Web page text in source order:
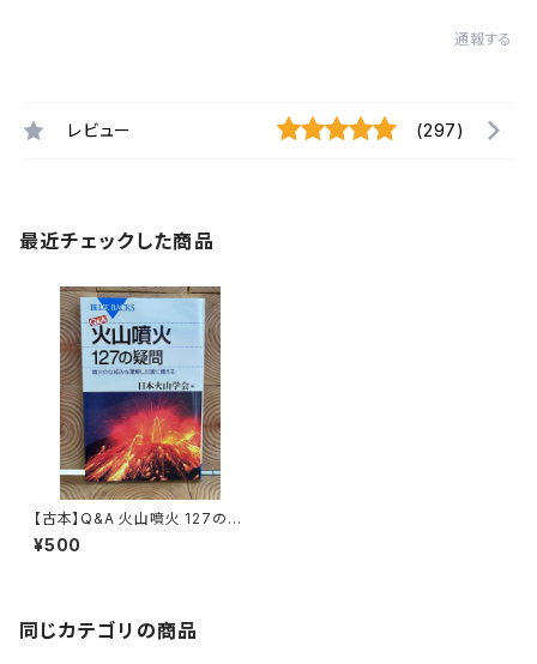
通報する
レビュー (297)
最近チェックした商品
【古本】Q&A 火山噴火 127の疑
問
¥500
同じカテゴリの商品